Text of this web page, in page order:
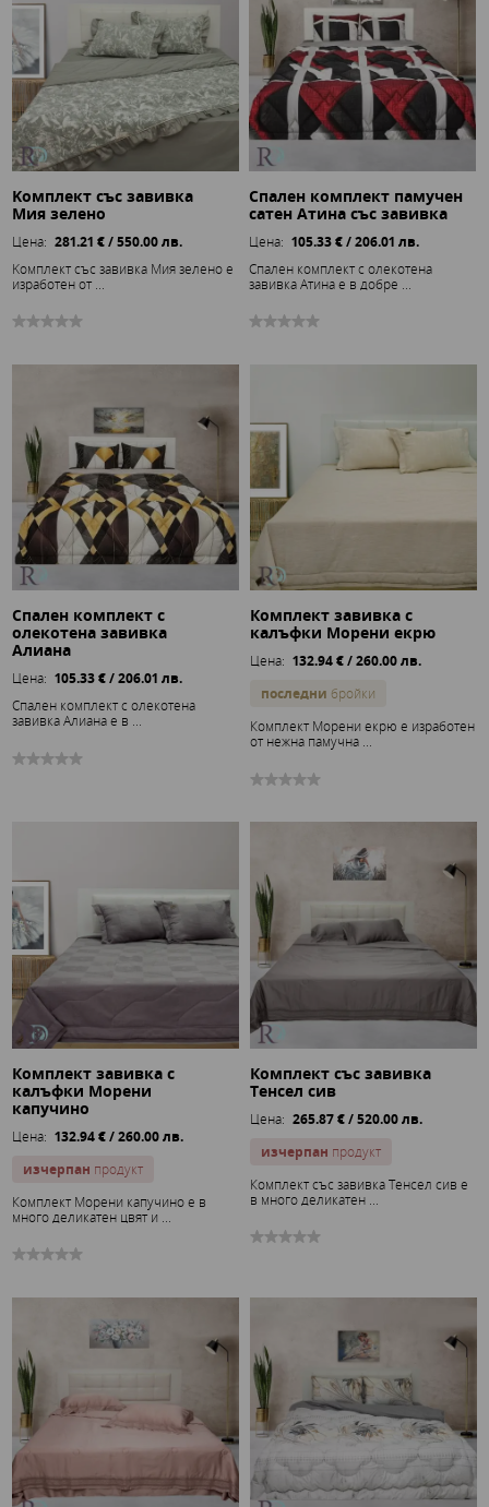
Kомплект със завивка
Мия зелено
Цена: 281.21 € / 550.00 лв.
Kомплект със завивка Мия зелено е
изработен от ...
Спален комплект памучен
сатен Атина със завивка
Цена: 105.33 € / 206.01 лв.
Спален комплект с олекотена
завивка Атина е в добре ...
Спален комплект с
олекотена завивка
Алиана
Цена: 105.33 € / 206.01 лв.
Спален комплект с олекотена
завивка Алиана е в ...
Комплект завивка с
калъфки Морени екрю
Цена: 132.94 € / 260.00 лв.
последни бройки
Комплект Морени екрю е изработен
от нежна памучна ...
Комплект завивка с
калъфки Морени
капучино
Цена: 132.94 € / 260.00 лв.
изчерпан продукт
Комплект Морени капучино е в
много деликатен цвят и ...
Комплект със завивка
Тенсел сив
Цена: 265.87 € / 520.00 лв.
изчерпан продукт
Комплект със завивка Тенсел сив е
в много деликатен ...